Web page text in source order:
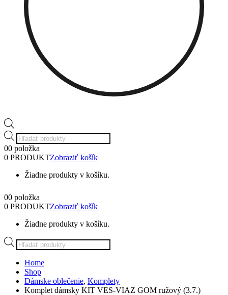
Products
search
00 položka
0 PRODUKTZobraziť košík
Žiadne produkty v košíku.
00 položka
0 PRODUKTZobraziť košík
Žiadne produkty v košíku.
Products
search
Home
Shop
Dámske oblečenie, Komplety
Komplet dámsky KIT VES-VIAZ GOM ružový (3.7.)